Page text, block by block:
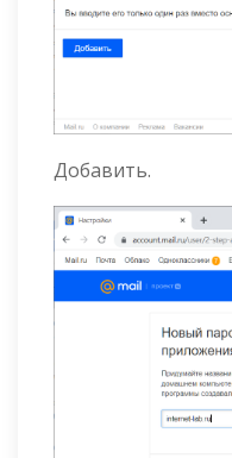
Добавить.